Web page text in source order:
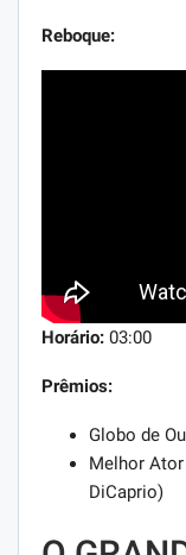
Reboque:
Horário: 03:00
Prêmios:
Globo de
Melhor
DiCaprio)